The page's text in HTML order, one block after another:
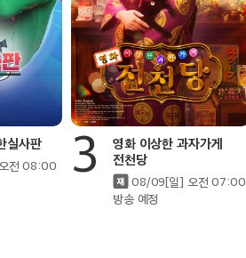
실사판
전 08:00
3
영화 이상한 과자가게
전천당
08/09[일] 오전 07:00
방송 예정